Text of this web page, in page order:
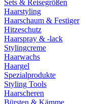
Sets & Reisegrößen
Haarstyling
Haarschaum & Festiger
Hitzeschutz
Haarspray & -lack
Stylingcreme
Haarwachs
Haargel
Spezialprodukte
Styling Tools
Haarscheren
Bürsten & Kämme